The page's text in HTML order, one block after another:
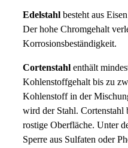
Edelstahl besteht aus
Der hohe Chromgehalt
Korrosionsbeständigkeit.
Cortenstahl enthält
Kohlenstoffgehalt bis zu
Kohlenstoff in der
wird der Stahl. Cortenstahl
rostige Oberfläche. Unter
Sperre aus Sulfaten oder